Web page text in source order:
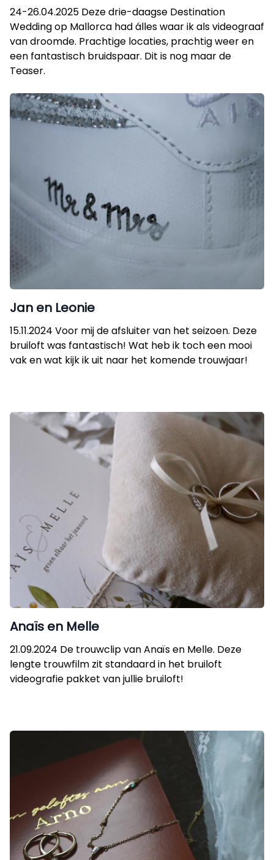
24-26.04.2025 Deze drie-daagse Destination
Wedding op Mallorca had álles waar ik als videograaf
van droomde. Prachtige locaties, prachtig weer en
een fantastisch bruidspaar. Dit is nog maar de
Teaser.
Jan en Leonie
15.11.2024 Voor mij de afsluiter van het seizoen. Deze
bruiloft was fantastisch! Wat heb ik toch een mooi
vak en wat kijk ik uit naar het komende trouwjaar!
Anaïs en Melle
21.09.2024 De trouwclip van Anaïs en Melle. Deze
lengte trouwfilm zit standaard in het bruiloft
videografie pakket van jullie bruiloft!